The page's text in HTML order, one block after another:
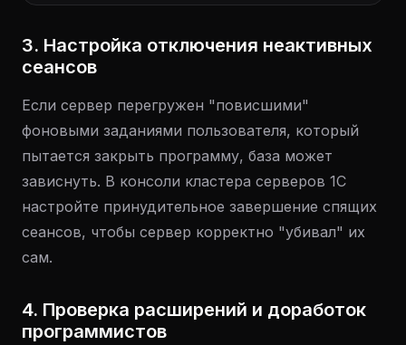
3. Настройка отключения неактивных
сеансов
Если сервер перегружен "повисшими"
фоновыми заданиями пользователя, который
пытается закрыть программу, база может
зависнуть. В консоли кластера серверов 1С
настройте принудительное завершение спящих
сеансов, чтобы сервер корректно "убивал" их
сам.
4. Проверка расширений и доработок
программистов